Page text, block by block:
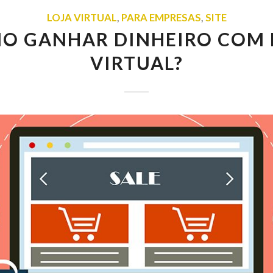
LOJA VIRTUAL, PARA EMPRESAS, SITE
GANHAR DINHEIRO COM
VIRTUAL?